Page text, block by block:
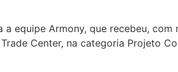
equipe Armony, que recebeu, com
Center, na categoria Projeto